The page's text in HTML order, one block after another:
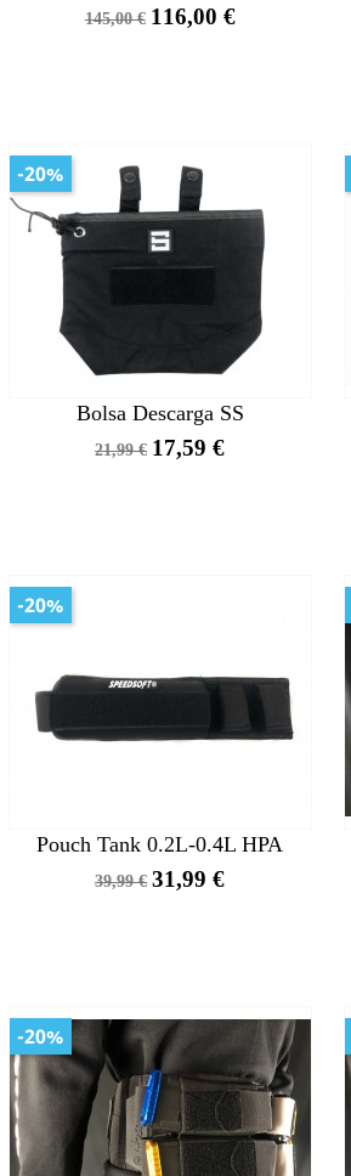
Precio
145,00 € Precio
116,00 €
Bolsa Descarga SS
Precio
21,99 € Precio
17,59 €
-20%
Pouch Tank 0.2L-0.4L HPA
Precio
39,99 € Precio
31,99 €
-20%
-20%